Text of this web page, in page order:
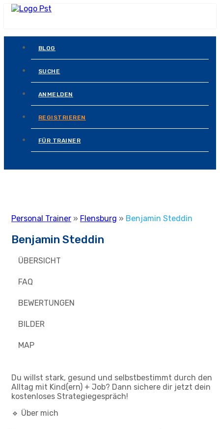
BLOG
SUCHE
ANMELDEN
REGISTRIEREN
FÜR TRAINER
Personal Trainer » Flensburg » Benjamin Steddin
Benjamin Steddin
ÜBERSICHT
FAQ
BEWERTUNGEN
BILDER
MAP
Du willst stark, gesund und selbstbestimmt durch den
Alltag mit Kind(ern) + Job? Dann sichere dir jetzt dein
kostenloses Strategiegespräch!
🔹 Über mich